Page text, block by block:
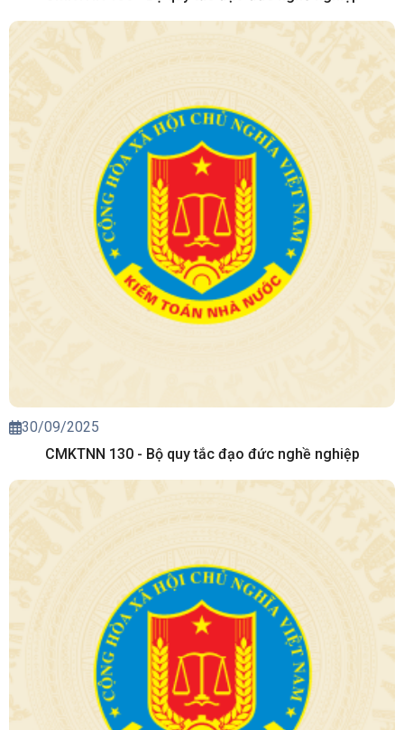
30/09/2025
CMKTNN 130 - Bộ quy tắc đạo đức nghề nghiệp